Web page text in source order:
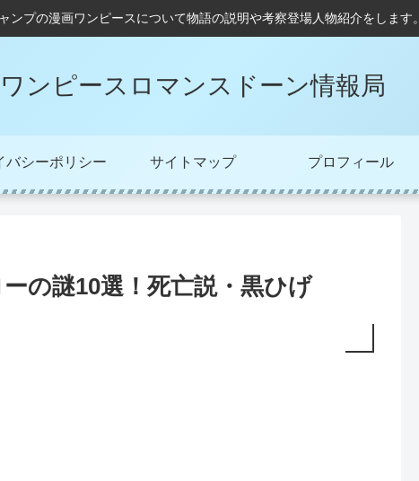
ンプの漫画ワンピースについて物語の説明や考察登場人物紹介をします。
ワンピースロマンスドーン情報局
バシーポリシー サイトマップ プロフィール
の謎10選！死亡説・黒ひげ